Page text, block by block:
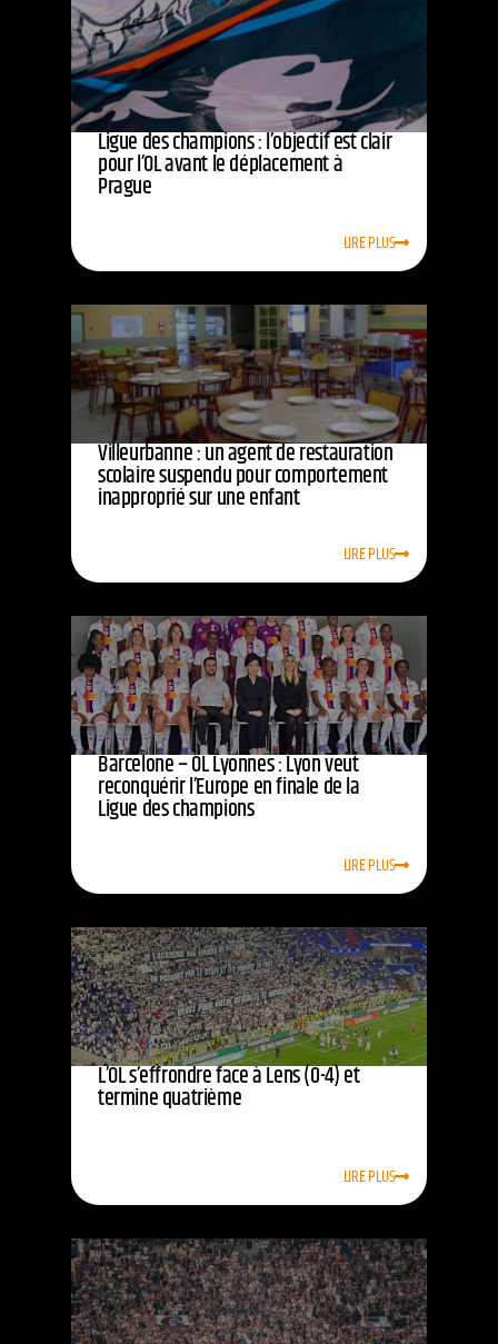
Ligue des champions : l’objectif est clair
pour l’OL avant le déplacement à
Prague
LIRE PLUS
Villeurbanne : un agent de restauration
scolaire suspendu pour comportement
inapproprié sur une enfant
LIRE PLUS
Barcelone – OL Lyonnes : Lyon veut
reconquérir l’Europe en finale de la
Ligue des champions
LIRE PLUS
L’OL s’effrondre face à Lens (0-4) et
termine quatrième
LIRE PLUS